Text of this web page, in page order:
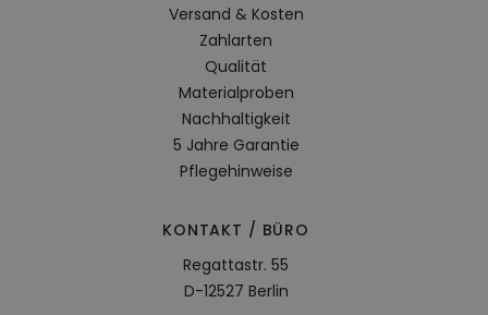
Versand & Kosten
Zahlarten
Qualität
Materialproben
Nachhaltigkeit
5 Jahre Garantie
Pflegehinweise
KONTAKT / BÜRO
Regattastr. 55
D-12527 Berlin